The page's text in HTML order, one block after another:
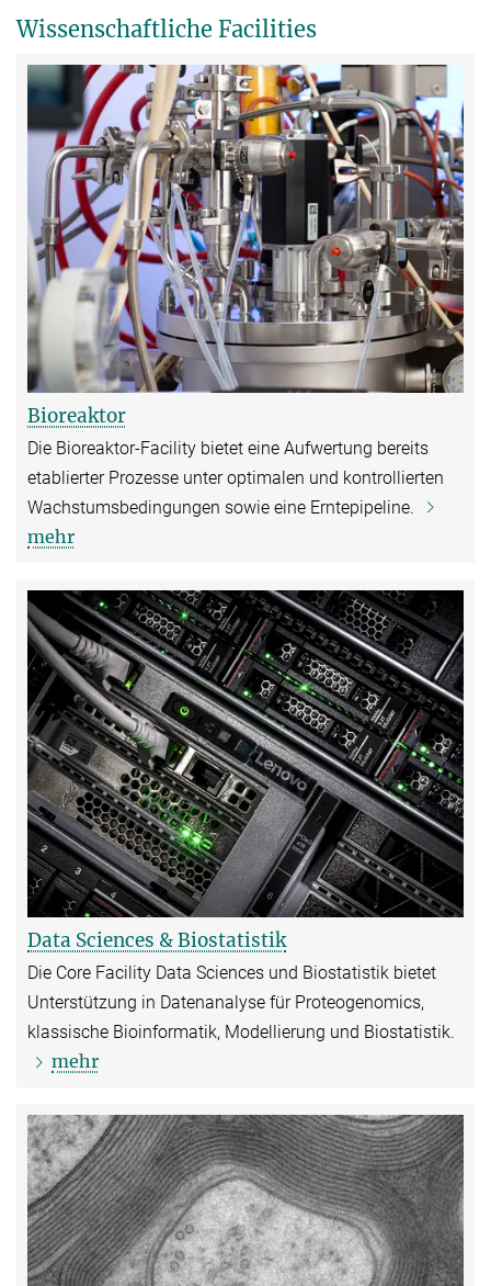
Wissenschaftliche Facilities
Bioreaktor
Die Bioreaktor-Facility bietet eine Aufwertung bereits
etablierter Prozesse unter optimalen und kontrollierten
Wachstumsbedingungen sowie eine Erntepipeline.
mehr
Data Sciences & Biostatistik
Die Core Facility Data Sciences und Biostatistik bietet
Unterstützung in Datenanalyse für Proteogenomics,
klassische Bioinformatik, Modellierung und Biostatistik.
mehr